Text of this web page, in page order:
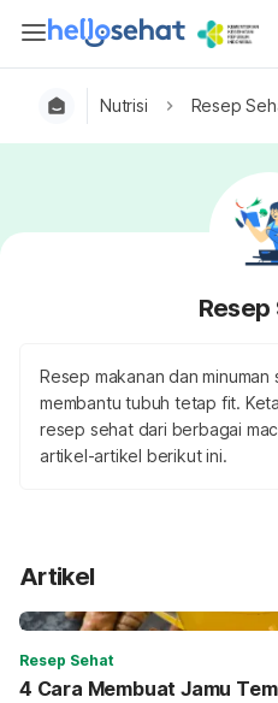
Nutrisi Resep
Resep
Resep makanan dan
membantu tubuh tetap fit.
resep sehat dari berbagai
artikel-artikel berikut ini.
Artikel
Resep Sehat
4 Cara Membuat Jamu